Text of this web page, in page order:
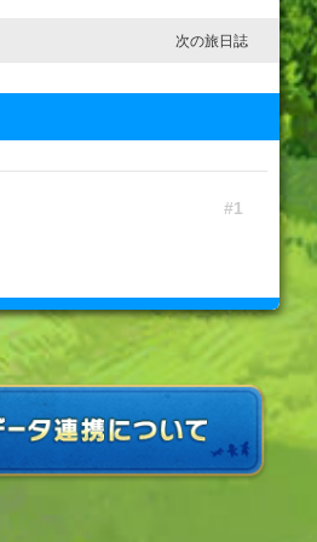
次の旅日誌
1